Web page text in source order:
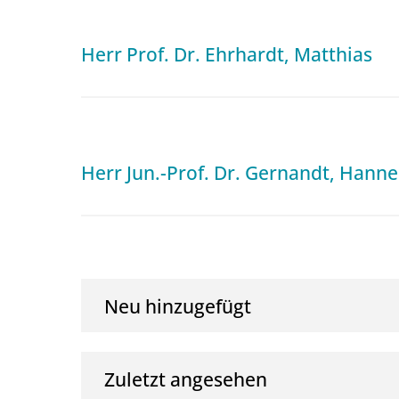
Herr Prof. Dr. Ehrhardt, Matthias
Herr Jun.-Prof. Dr. Gernandt,
Neu hinzugefügt
Zuletzt angesehen